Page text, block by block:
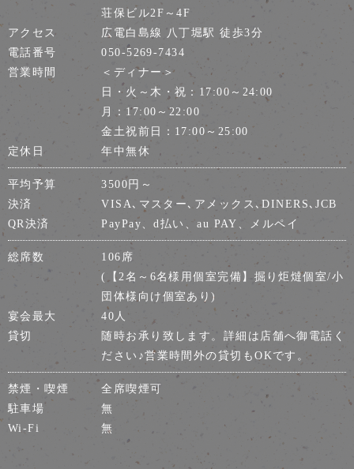
荘保ビル2F～4F
アクセス
広電白島線 八丁堀駅 徒歩3分
電話番号
050-5269-7434
営業時間
＜ディナー＞
日・火～木・祝：17:00～24:00
月：17:00～22:00
金土祝前日：17:00～25:00
定休日
年中無休
平均予算
3500円～
決済
VISA､マスター､アメックス､DINERS､JCB
QR決済
PayPay、d払い、au PAY、メルペイ
総席数
106席
(【2名～6名様用個室完備】掘り炬燵個室/小
団体様向け個室あり)
宴会最大
40人
貸切
随時お承り致します。詳細は店舗へ御電話く
ださい♪営業時間外の貸切もOKです。
禁煙・喫煙
全席喫煙可
駐車場
無
Wi-Fi
無